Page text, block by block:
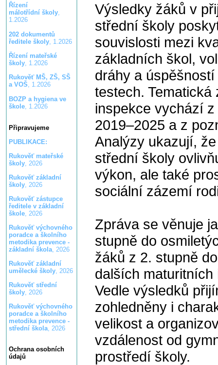
Řízení
málotřídní školy,
1.2026
202 dokumentů
ředitele školy, 1.2026
Řízení mateřské
školy, 1.2026
Rukověť MŠ, ZŠ, SŠ
a VOŠ, 1.2026
BOZP a hygiena ve
škole, 1.2026
Připravujeme
PUBLIKACE:
Rukověť mateřské
školy, 2026
Rukověť základní
školy, 2026
Rukověť zástupce
ředitele v základní
škole, 2026
Rukověť výchovného
poradce a školního
metodika prevence -
základní škola, 2026
Rukověť základní
umělecké školy, 2026
Rukověť střední
školy, 2026
Rukověť výchovného
poradce a školního
metodika prevence -
střední škola, 2026
Ochrana osobních
údajů
Výsledky žáků v
střední školy
souvislosti mezi
základních škol,
dráhy a
testech.
inspekce vychází
2019–2025 a z
Analýzy ukazují,
střední školy
výkon, ale také
sociální zázemí
Zpráva se věnuje
stupně do
žáků z 2. stupně
dalších
Vedle výsledků
zohledněny i
velikost a
vzdálenost od
prostředí školy.